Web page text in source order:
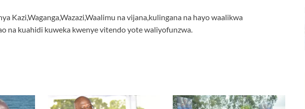
Kazi,Waganga,Wazazi,Waalimu na vijana,kulingana na hayo waalikwa
na kuahidi kuweka kwenye vitendo yote waliyofunzwa.